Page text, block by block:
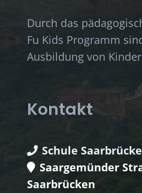
Durch das
Fu Kids Programm
Ausbildung von
Kontakt
Schule
Saargemünder
Saarbrücken